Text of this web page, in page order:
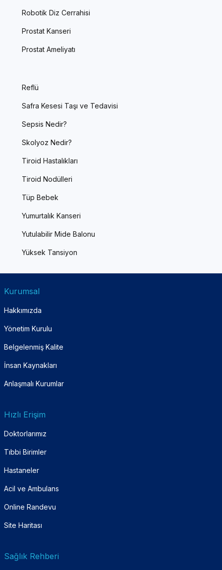
Robotik Diz Cerrahisi
Prostat Kanseri
Prostat Ameliyatı
Reflü
Safra Kesesi Taşı ve Tedavisi
Sepsis Nedir?
Skolyoz Nedir?
Tiroid Hastalıkları
Tiroid Nodülleri
Tüp Bebek
Yumurtalık Kanseri
Yutulabilir Mide Balonu
Yüksek Tansiyon
Kurumsal
Hakkımızda
Yönetim Kurulu
Belgelenmiş Kalite
İnsan Kaynakları
Anlaşmalı Kurumlar
Hızlı Erişim
Doktorlarımız
Tıbbi Birimler
Hastaneler
Acil ve Ambulans
Online Randevu
Site Haritası
Sağlık Rehberi